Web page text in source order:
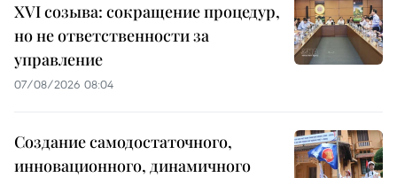
XVI созыва: сокращение процедур,
но не ответственности за
управление
07/08/2026 08:04
Создание самодостаточного,
инновационного, динамичного